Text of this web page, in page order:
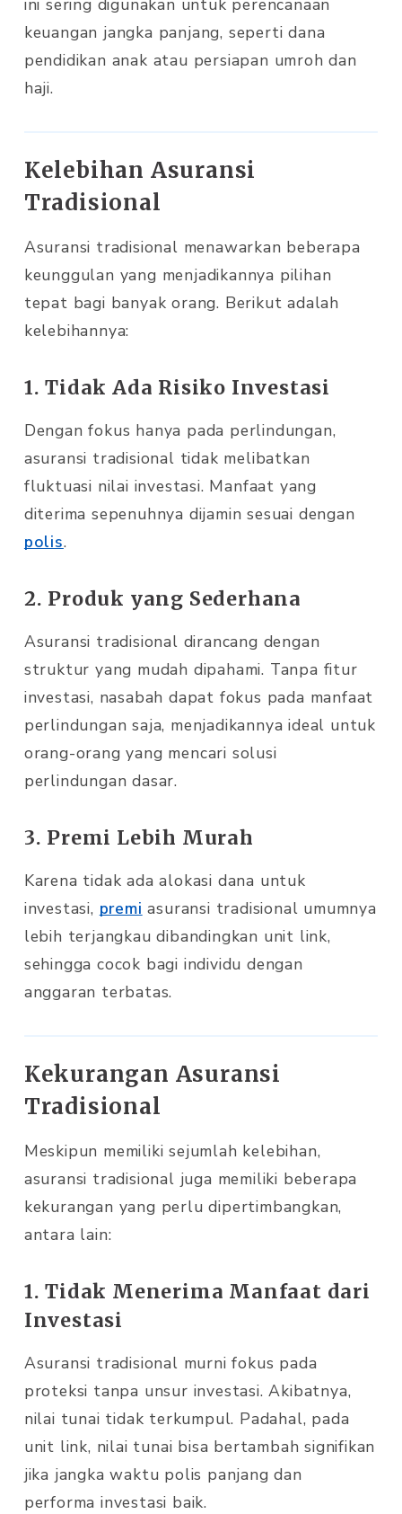
keuangan jangka panjang, seperti dana
pendidikan anak atau persiapan umroh dan
haji.
Kelebihan Asuransi
Tradisional
Asuransi tradisional menawarkan beberapa
keunggulan yang menjadikannya pilihan
tepat bagi banyak orang. Berikut adalah
kelebihannya:
1. Tidak Ada Risiko Investasi
Dengan fokus hanya pada perlindungan,
asuransi tradisional tidak melibatkan
fluktuasi nilai investasi. Manfaat yang
diterima sepenuhnya dijamin sesuai dengan
polis.
2. Produk yang Sederhana
Asuransi tradisional dirancang dengan
struktur yang mudah dipahami. Tanpa fitur
investasi, nasabah dapat fokus pada manfaat
perlindungan saja, menjadikannya ideal untuk
orang-orang yang mencari solusi
perlindungan dasar.
3. Premi Lebih Murah
Karena tidak ada alokasi dana untuk
investasi, premi asuransi tradisional umumnya
lebih terjangkau dibandingkan unit link,
sehingga cocok bagi individu dengan
anggaran terbatas.
Kekurangan Asuransi
Tradisional
Meskipun memiliki sejumlah kelebihan,
asuransi tradisional juga memiliki beberapa
kekurangan yang perlu dipertimbangkan,
antara lain:
1. Tidak Menerima Manfaat dari
Investasi
Asuransi tradisional murni fokus pada
proteksi tanpa unsur investasi. Akibatnya,
nilai tunai tidak terkumpul. Padahal, pada
unit link, nilai tunai bisa bertambah signifikan
jika jangka waktu polis panjang dan
performa investasi baik.